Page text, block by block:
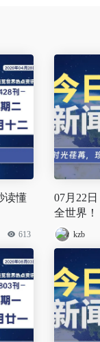
读懂
613
07月22
全世界！
kzb